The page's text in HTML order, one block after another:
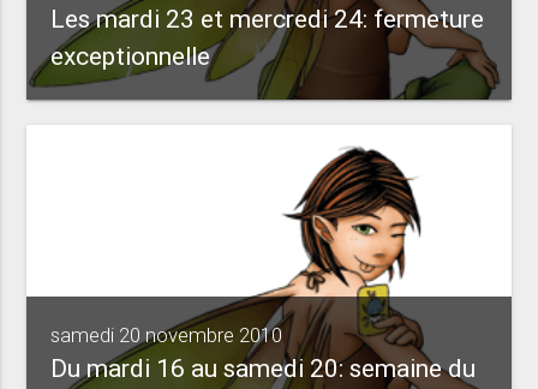
Les mardi 23 et mercredi 24: fermeture
exceptionnelle
samedi 20 novembre 2010
Du mardi 16 au samedi 20: semaine du